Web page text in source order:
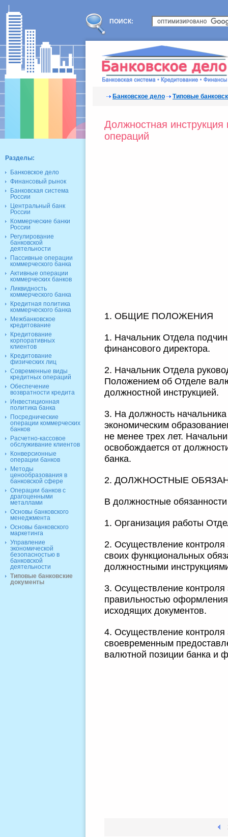
ПОИСК:
Банковское дело Типовые
Должностная
операций
1. ОБЩИЕ ПОЛОЖЕНИЯ
1. Начальник Отдела
финансового директора.
2. Начальник Отдела
Положением об Отделе
должностной инструкцией.
3. На должность
экономическим
не менее трех лет.
освобождается от
банка.
2. ДОЛЖНОСТНЫЕ
В должностные
1. Организация работы
2. Осуществление
своих функциональных
должностными
3. Осуществление контроля
правильностью
исходящих документов.
4. Осуществление
своевременным
валютной позиции банка и
Разделы:
Банковское дело
Финансовый рынок
Банковская система
России
Центральный банк
России
Коммерческие банки
России
Регулирование
банковской
деятельности
Пассивные операции
коммерческого банка
Активные операции
коммерческих банков
Ликвидность
коммерческого банка
Кредитная политика
коммерческого банка
Межбанковское
кредитование
Кредитование
корпоративных
клиентов
Кредитование
физических лиц
Современные виды
кредитных операций
Обеспечение
возвратности кредита
Инвестиционная
политика банка
Посреднические
операции коммерческих
банков
Расчетно-кассовое
обслуживание клиентов
Конверсионные
операции банков
Методы
ценообразования в
банковской сфере
Операции банков с
драгоценными
металлами
Основы банковского
менеджмента
Основы банковского
маркетинга
Управление
экономической
безопасностью в
банковской
деятельности
Типовые банковские
документы